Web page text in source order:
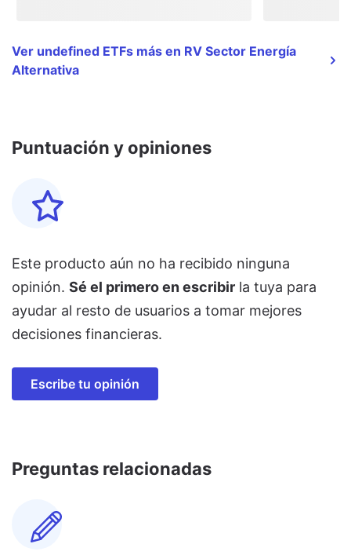
Ver undefined ETFs más en RV Sector Energía
Alternativa
Puntuación y opiniones
Este producto aún no ha recibido ninguna
opinión. Sé el primero en escribir la tuya para
ayudar al resto de usuarios a tomar mejores
decisiones financieras.
Escribe tu opinión
Preguntas relacionadas